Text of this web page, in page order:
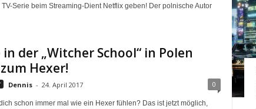
Serie beim Streaming-Dient Netflix geben! Der polnische Autor
der „Witcher School“ in Polen
Hexer!
Dennis - 24. April 2017 0
schon immer mal wie ein Hexer fühlen? Das ist jetzt möglich,